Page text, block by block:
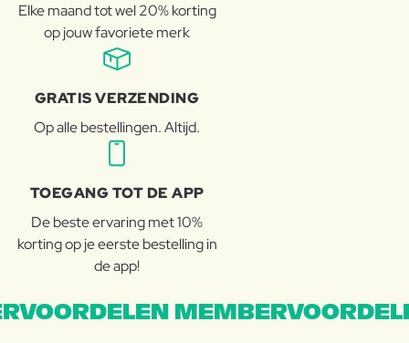
Elke maand tot wel 20% korting
op jouw favoriete merk
GRATIS VERZENDING
Op alle bestellingen. Altijd.
TOEGANG TOT DE APP
De beste ervaring met 10%
korting op je eerste bestelling in
de app!